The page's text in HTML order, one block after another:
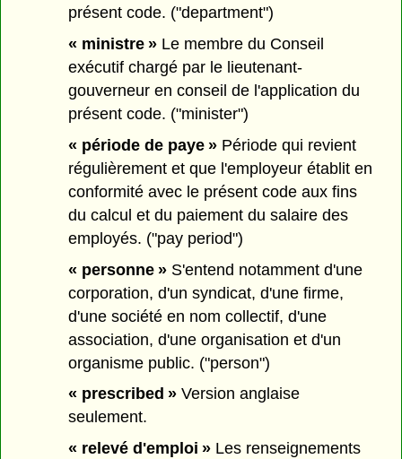
présent code. ("department")
« ministre » Le membre du Conseil
exécutif chargé par le lieutenant-
gouverneur en conseil de l'application du
présent code. ("minister")
« période de paye » Période qui revient
régulièrement et que l'employeur établit en
conformité avec le présent code aux fins
du calcul et du paiement du salaire des
employés. ("pay period")
« personne » S'entend notamment d'une
corporation, d'un syndicat, d'une firme,
d'une société en nom collectif, d'une
association, d'une organisation et d'un
organisme public. ("person")
« prescribed »Version anglaise
seulement.
« relevé d'emploi » Les renseignements